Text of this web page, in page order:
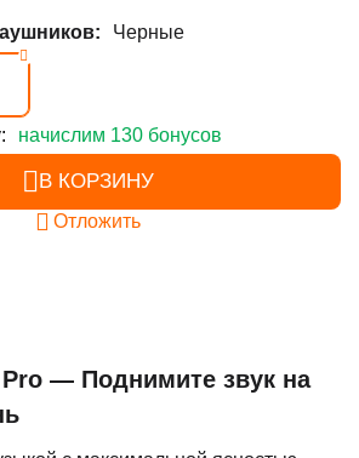
Черные
начислим 130 бонусов
В КОРЗИНУ
Отложить
— Поднимите звук на